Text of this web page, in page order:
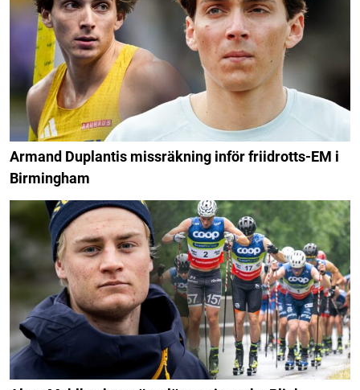
Armand Duplantis missräkning inför friidrotts-EM i
Birmingham